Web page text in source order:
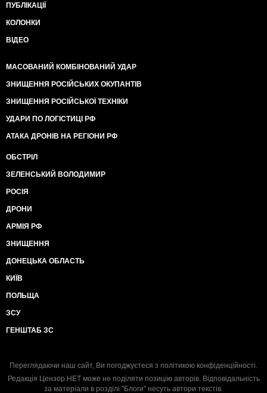
ПУБЛІКАЦІЇ
КОЛОНКИ
ВІДЕО
МАСОВАНИЙ КОМБІНОВАНИЙ УДАР
ЗНИЩЕННЯ РОСІЙСЬКИХ ОКУПАНТІВ
ЗНИЩЕННЯ РОСІЙСЬКОЇ ТЕХНІКИ
УДАРИ ПО ЛОГІСТИЦІ РФ
АТАКА ДРОНІВ НА РЕГІОНИ РФ
ОБСТРІЛ
ЗЕЛЕНСЬКИЙ ВОЛОДИМИР
РОСІЯ
ДРОНИ
АРМІЯ РФ
ЗНИЩЕННЯ
ДОНЕЦЬКА ОБЛАСТЬ
КИЇВ
ПОЛЬЩА
ЗСУ
ГЕНШТАБ ЗС
Переглядаючи наш сайт, Ви погоджуєтеся з політикою конфіденційності.
Редакція Цензор.НЕТ може не поділяти позицію авторів. Відповідальність
за матеріали в розділі "Блоги" несуть автори текстів.